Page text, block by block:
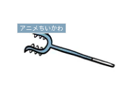
アニメちいかわ